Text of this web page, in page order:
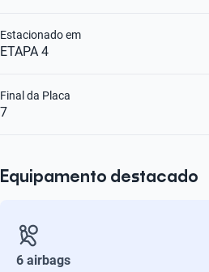
ETAPA 4
Estacionado em
7
Final da Placa
Equipamento destacado
6 airbags